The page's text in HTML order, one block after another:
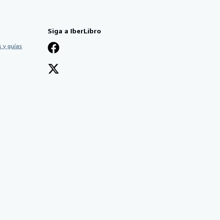
y guías
Siga a IberLibro